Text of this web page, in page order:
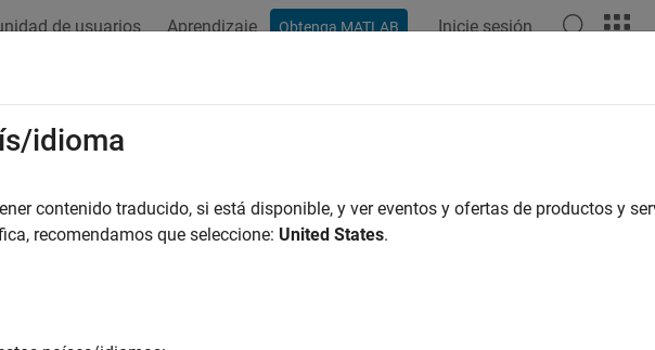
de usuarios Aprendizaje Obtenga MATLAB Inicie sesión
de esta página aún no se ha actualizado a la versión más reciente. Haga clic
inglés.
neuronales
de redes neuronales se estructuran en una serie de capas que reflejan la
Los modelos de redes neuronales de regresión disponibles en Statistics and
idioma
contenido traducido, si está disponible, y ver eventos y ofertas de productos y
recomendamos que seleccione: United States.